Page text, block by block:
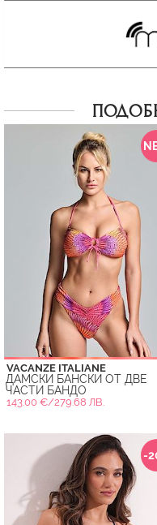
VACANZE ITALIANE
ДАМСКИ БАНСКИ ОТ ДВЕ
ЧАСТИ БАНДО
143.00 €/279.68 ЛВ.
-